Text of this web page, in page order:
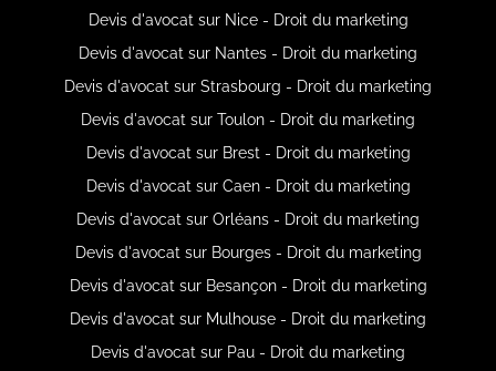
Devis d'avocat sur Nice - Droit du marketing
Devis d'avocat sur Nantes - Droit du marketing
Devis d'avocat sur Strasbourg - Droit du marketing
Devis d'avocat sur Toulon - Droit du marketing
Devis d'avocat sur Brest - Droit du marketing
Devis d'avocat sur Caen - Droit du marketing
Devis d'avocat sur Orléans - Droit du marketing
Devis d'avocat sur Bourges - Droit du marketing
Devis d'avocat sur Besançon - Droit du marketing
Devis d'avocat sur Mulhouse - Droit du marketing
Devis d'avocat sur Pau - Droit du marketing